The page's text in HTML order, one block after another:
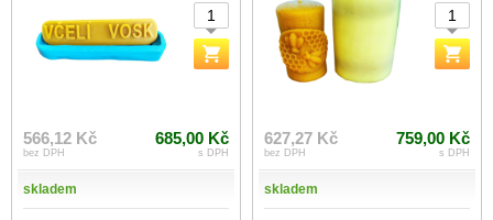
566,12 Kč
bez DPH
685,00 Kč
s DPH
skladem
627,27 Kč
bez DPH
759,00 Kč
s DPH
skladem